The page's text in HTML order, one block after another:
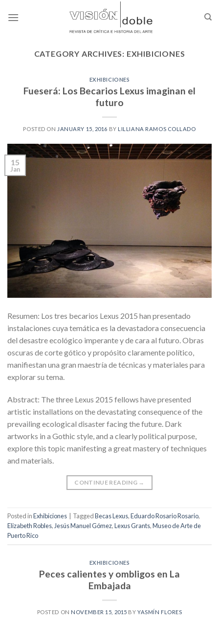
CATEGORY ARCHIVES: EXHIBICIONES
EXHIBICIONES
Fueserá: Los Becarios Lexus imaginan el
futuro
POSTED ON JANUARY 15, 2016 BY LILLIANA RAMOS COLLADO
15
Jan
Resumen: Los tres becarios Lexus 2015 han presentado
instalaciones cuya temática es la devastadora consecuencia
del desastre ecológico imperante y de cara al futuro. Obras
oscuras de corte gótico y propósito claramente político,
manifiestan una gran maestría de técnicas y materiales para
explorar su tema.
Abstract: The three Lexus 2015 fellows have presented
artistic installations on the devastating consequence of the
prevailing ecological disaster facing the future. Dark
artworks in a Gothic style, and a clearly political purpose,
explore this topic manifesting a great mastery of techniques
and materials.
CONTINUE READING →
Posted inExhibiciones TaggedBecas Lexus,Eduardo Rosario Rosario,
Elizabeth Robles,Jesús Manuel Gómez,Lexus Grants,Museo de Arte de
Puerto Rico
EXHIBICIONES
Peces calientes y ombligos en La
Embajada
POSTED ON NOVEMBER 15, 2015 BYYASMÍN FLORES